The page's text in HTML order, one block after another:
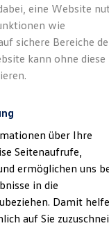
eine Website
wie
sichere Bereiche
kann ohne diese
über Ihre
Seitenaufrufe,
ermöglichen uns
in die
Damit
auf Sie